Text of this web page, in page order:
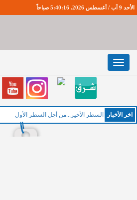
الأحد 9 آب / أغسطس 2026. 5:40:17 صباحاً
Toggle
navigation
اخر اﻷخبار ال